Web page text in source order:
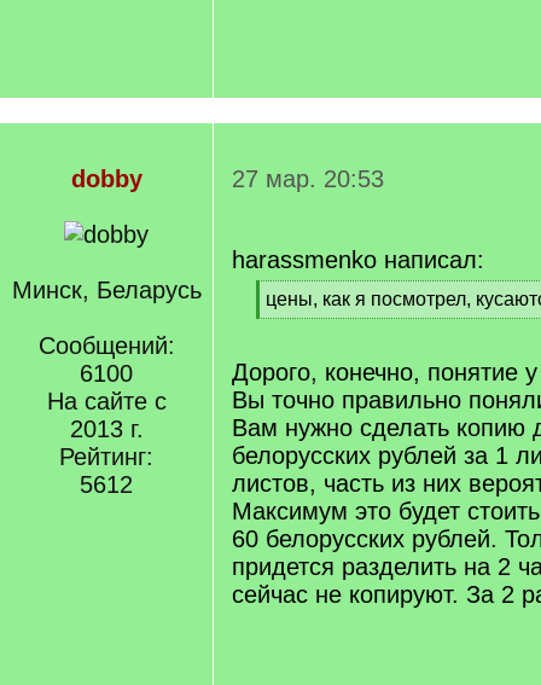
dobby
Минск, Беларусь
Сообщений:
6100
На сайте с
2013 г.
Рейтинг:
5612
27 мар. 20:53
harassmenko написал:
[
q
цены, как я посмотрел,
[
q
]
Дорого, конечно, понятие
Вы точно правильно
Вам нужно сделать копию
белорусских рублей за 1
листов, часть из них
Максимум это будет
60 белорусских рублей.
придется разделить на 2
сейчас не копируют. За 2